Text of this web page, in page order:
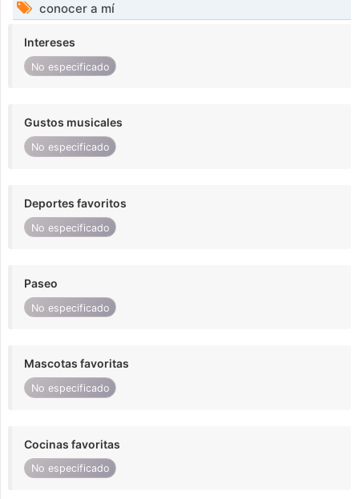
conocer a mí
Intereses
No especificado
Gustos musicales
No especificado
Deportes favoritos
No especificado
Paseo
No especificado
Mascotas favoritas
No especificado
Cocinas favoritas
No especificado